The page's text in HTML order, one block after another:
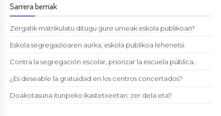
Sarrera berriak
Zergatik matrikulatu ditugu gure umeak eskola publikoan?
Eskola segregazioaren aurka, eskola publikoa lehenetsi.
Contra la segregación escolar, priorizar la escuela pública.
¿Es deseable la gratuidad en los centros concertados?
Doakotasuna itunpeko ikastetxeetan: zer dela eta?